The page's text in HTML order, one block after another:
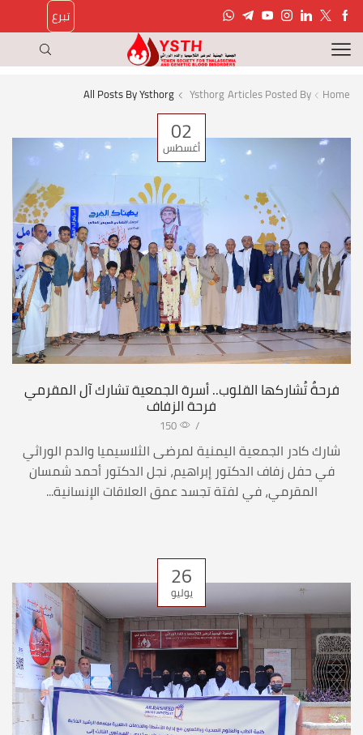
تبرع
Home
Articles Posted By
Ysthorg
All Posts By Ysthorg
02
أغسطس
فرحةٌ تُشاركها القلوب.. أسرة الجمعية تشارك آل المقرمي
فرحة الزفاف
/
150
شارك كادر الجمعية اليمنية لمرضى الثلاسيميا والدم الوراثي
في حفل زفاف الدكتور إبراهيم، نجل الدكتور أحمد شمسان
المقرمي، في لفتة تجسد عمق العلاقات الإنسانية...
26
يوليو